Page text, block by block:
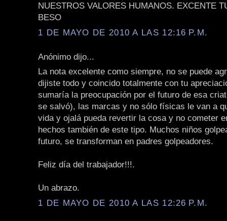
NUESTROS VALORES HUMANOS. EXCENTE
BESO
1 DE MAYO DE 2010 A LAS 12:16 P.M.
Anónimo dijo...
La nota excelente como siempre, no se puede
dijiste todo y coincido totalmente con tu
sumaría la preocupación por el futuro de esa
se salvó), las marcas y no sólo físicas le van a
vida y ojalá pueda revertir la cosa y no cometer
hechos también de este tipo. Muchos niños
futuro, se transforman en padres golpeadores.
Feliz día del trabajador!!!.
Un abrazo.
1 DE MAYO DE 2010 A LAS 12:26 P.M.